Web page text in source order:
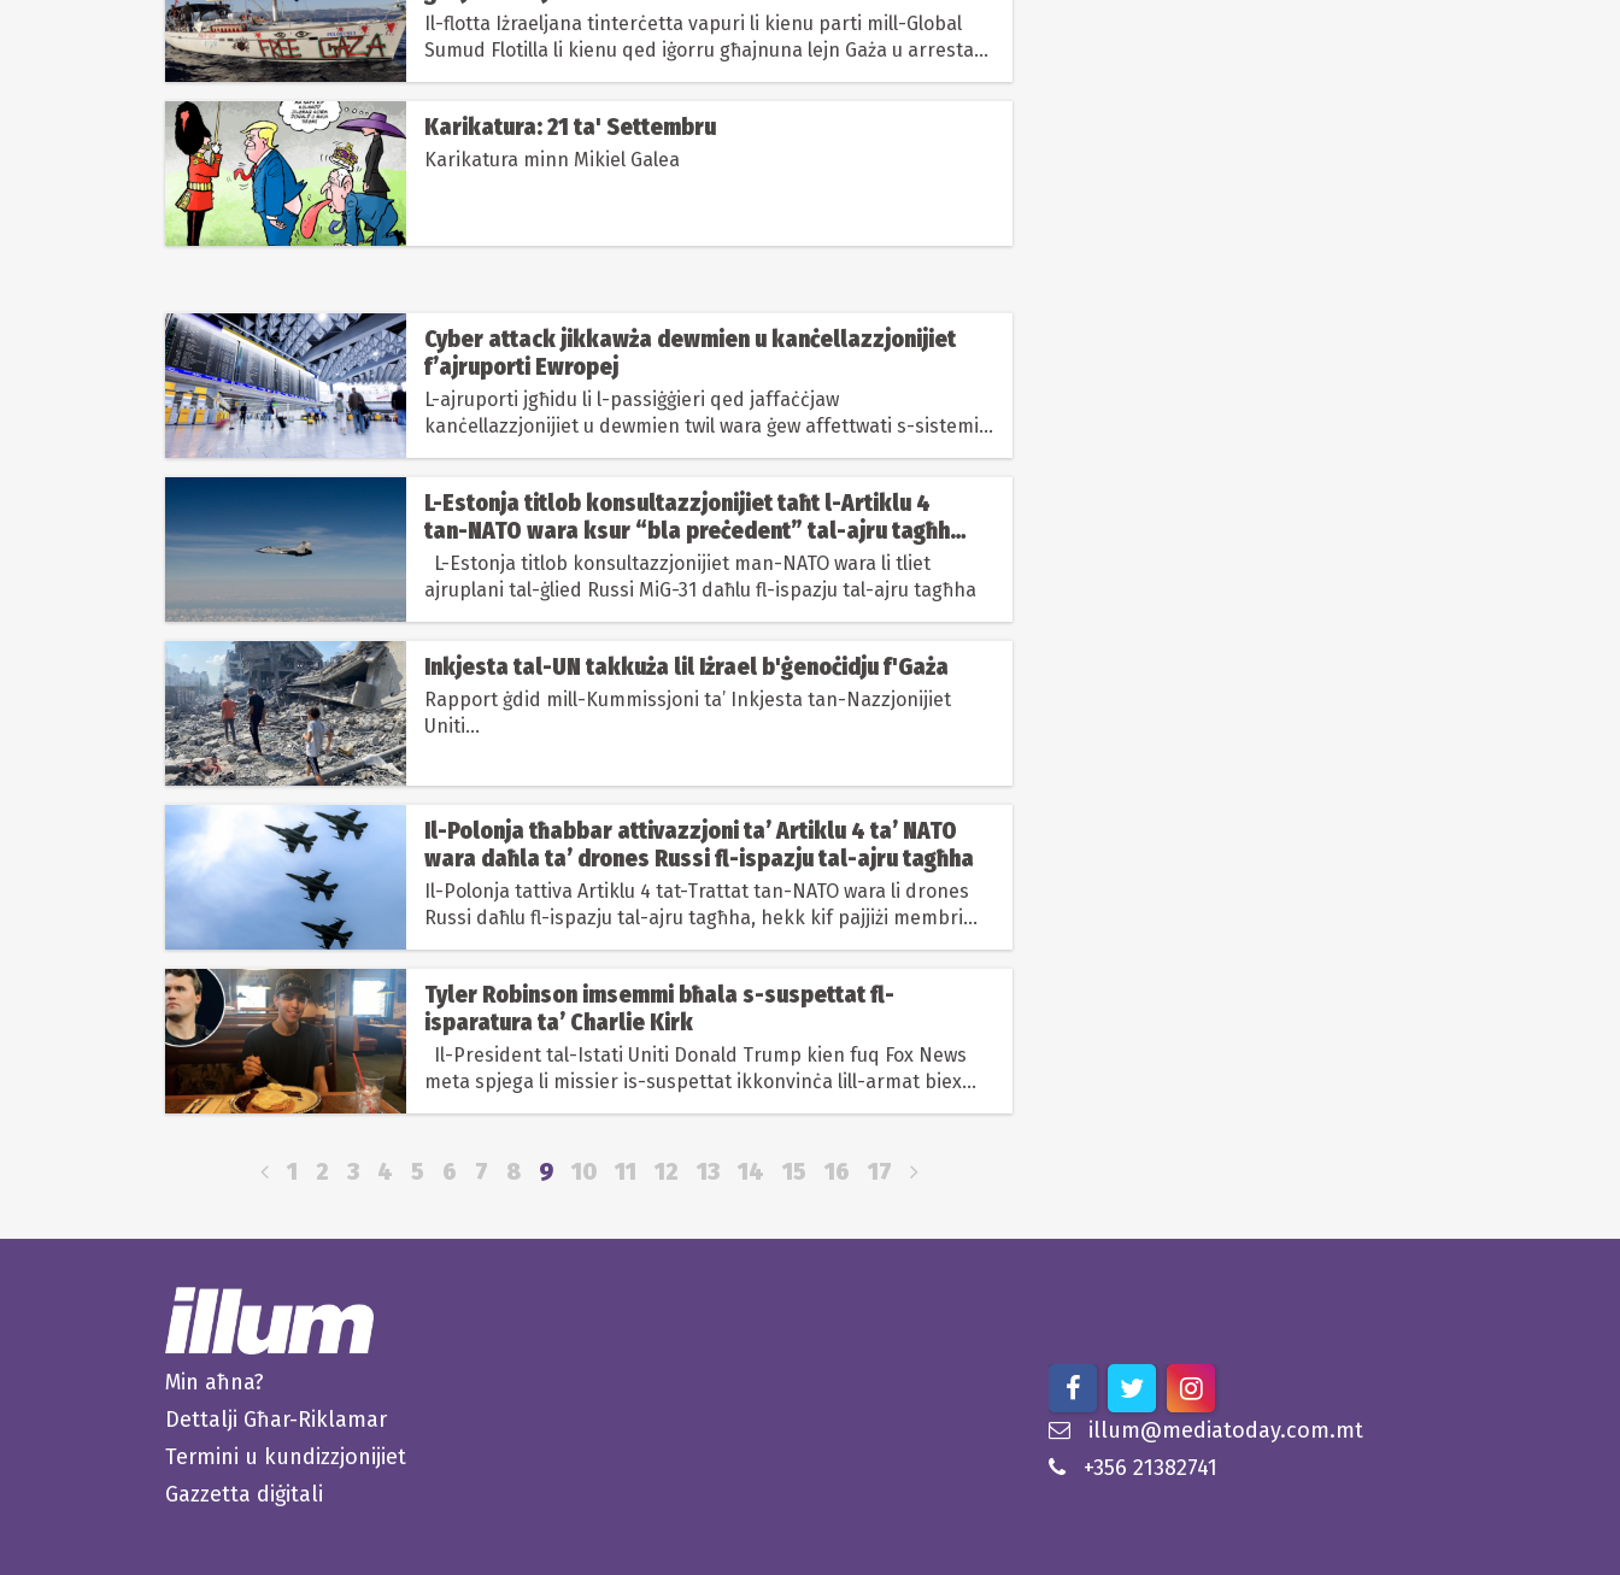
Il-flotta Iżraeljana tinterċetta vapuri li kienu parti mill-Global
Sumud Flotilla li kienu qed iġorru għajnuna lejn Gaża u arrestaw
lill-attivisti abbord,...
Karikatura: 21 ta' Settembru
Cyber attack jikkawża dewmien u kanċellazzjonijiet
f’ajruporti Ewropej
L-ajruporti jgħidu li l-passiġġieri qed jaffaċċjaw
kanċellazzjonijiet u dewmien twil wara ġew affettwati s-sistemi
taċ-check-in u tal-imbark.
L-Estonja titlob konsultazzjonijiet taħt l-Artiklu 4
tan-NATO wara ksur “bla preċedent” tal-ajru tagħha
minn ajruplani Russi
ajruplani tal-ġlied Russi MiG-31 daħlu fl-ispazju tal-ajru tagħha
Inkjesta tal-UN takkuża lil Iżrael b'ġenoċidju f'Gaża
Rapport ġdid mill-Kummissjoni ta’ Inkjesta tan-Nazzjonijiet
Uniti...
Il-Polonja tħabbar attivazzjoni ta’ Artiklu 4 ta’ NATO
wara daħla ta’ drones Russi fl-ispazju tal-ajru tagħha
Il-Polonja tattiva Artiklu 4 tat-Trattat tan-NATO wara li drones
Russi daħlu fl-ispazju tal-ajru tagħha, hekk kif pajjiżi membri
qegħdin isaħħu...
Tyler Robinson imsemmi bħala s-suspettat fl-
isparatura ta’ Charlie Kirk
meta spjega li missier is-suspettat ikkonvinċa lill-armat biex
iċedi lilu nnifsu.
1 2 3 4 5 6 7 8 9 10 11 12 13 14 15 16 17
Min aħna?
Dettalji Għar-Riklamar
Termini u kundizzjonijiet
Gazzetta diġitali
illum@mediatoday.com.mt
+356 21382741